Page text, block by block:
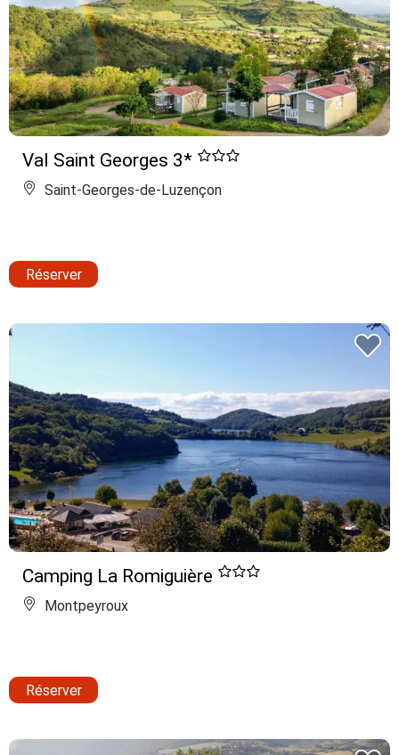
Val Saint Georges 3*
Saint-Georges-de-Luzençon
Réserver
Camping La Romiguière
Montpeyroux
Réserver